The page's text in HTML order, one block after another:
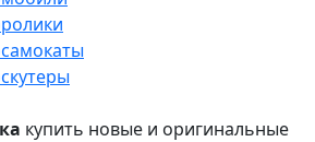
купить новые и оригинальные